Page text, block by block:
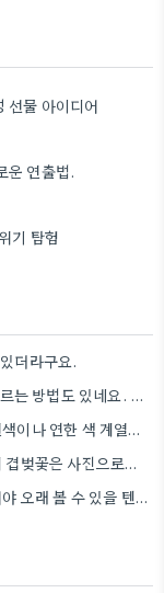
선물 아이디어
운 연출법.
기 탐험
더라구요.
줄기 끝 자르는 팁, 물갈이 외에 줄기 끝 다시 자르는 방법도 있네요. 그거 완전 꿀팁인…
백합 꽃다발이 정말 우아하게 보이네요. 특히 흰색이나 연한 색 계열이 안전한 선택인 것 같아요.
생화 꽃이 주는 촉촉함이 정말 중요하네요. 특히 겹벚꽃은 사진으로는 다르게 보인다는 점, 실제로 보러 가봐야…
수국은 정말 예쁘더라고요! 물 관리도 꼼꼼히 해야 오래 볼 수 있을 텐데, 제가 좀 덜…